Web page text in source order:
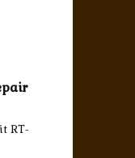
RT-